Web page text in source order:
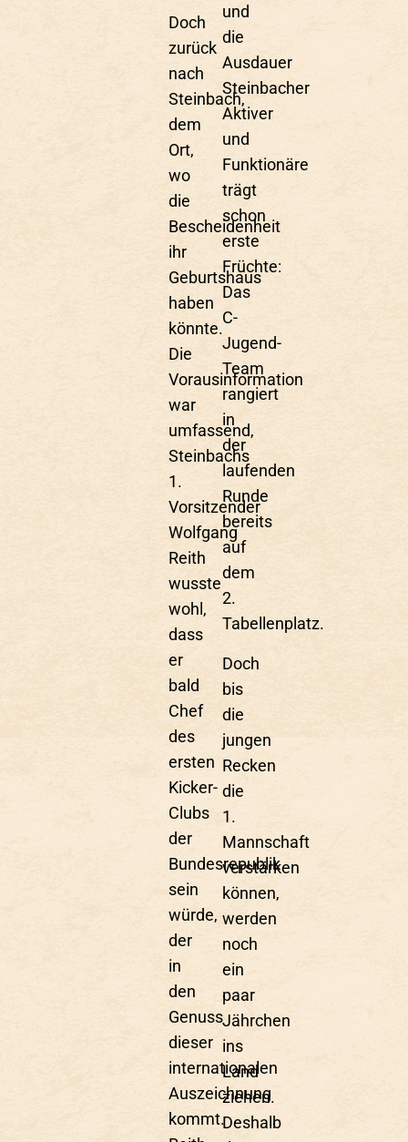
Doch
zurück
nach
Steinbach,
dem
Ort,
wo
die
Bescheidenheit
ihr
Geburtshaus
haben
könnte.
Die
Vorausinformation
war
umfassend,
Steinbachs
1.
Vorsitzender
Wolfgang
Reith
wusste
wohl,
dass
er
bald
Chef
des
ersten
Kicker-
Clubs
der
Bundesrepublik
sein
würde,
der
in
den
Genuss
dieser
internationalen
Auszeichnung
kommt.
und
die
Ausdauer
Steinbacher
Aktiver
und
Funktionäre
trägt
schon
erste
Früchte:
Das
C-
Jugend-
Team
rangiert
in
der
laufenden
Runde
bereits
auf
dem
2.
Tabellenplatz.
Doch
bis
die
jungen
Recken
die
1.
Mannschaft
verstärken
können,
werden
noch
ein
paar
Jährchen
ins
Land
ziehen.
Deshalb